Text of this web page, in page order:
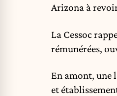
Arizona à
La Cessoc
rémunérées,
En amont, une
et